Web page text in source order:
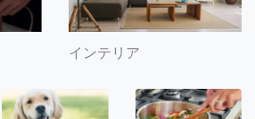
インテリア